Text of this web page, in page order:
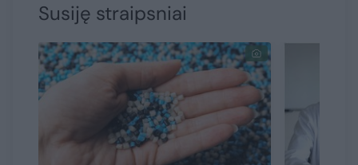
Susiję straipsniai